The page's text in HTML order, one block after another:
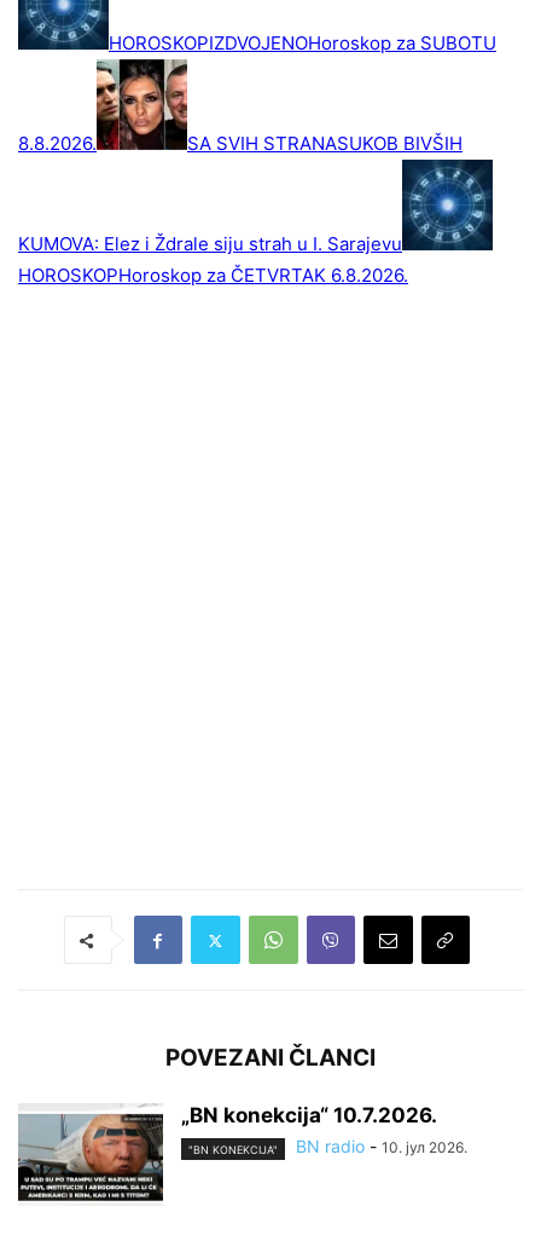
POVEZANI ČLANCI
„BN konekcija“ 10.7.2026.
"BN KONEKCIJA" BN radio - 10. јул 2026.